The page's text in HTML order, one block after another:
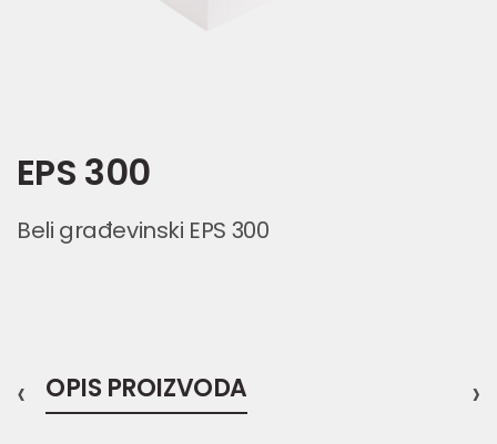
EPS 300
Beli građevinski EPS 300
OPIS PROIZVODA
‹ ›